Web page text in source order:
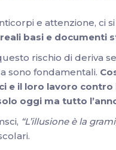
e attenzione, ci
basi e documenti
rischio di deriva
sono fondamentali.
il loro lavoro contro
oggi ma tutto
“L’illusione è la